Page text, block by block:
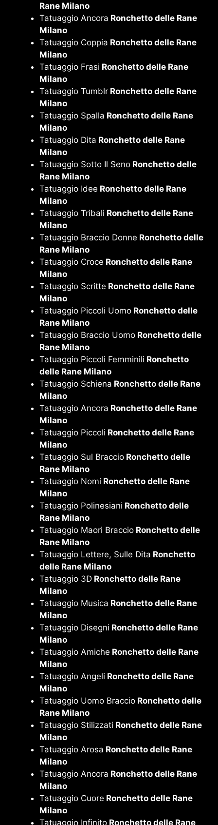
Rane Milano
Tatuaggio Ancora Ronchetto delle Rane
Milano
Tatuaggio Coppia Ronchetto delle Rane
Milano
Tatuaggio Frasi Ronchetto delle Rane
Milano
Tatuaggio Tumblr Ronchetto delle Rane
Milano
Tatuaggio Spalla Ronchetto delle Rane
Milano
Tatuaggio Dita Ronchetto delle Rane
Milano
Tatuaggio Sotto Il Seno Ronchetto delle
Rane Milano
Tatuaggio Idee Ronchetto delle Rane
Milano
Tatuaggio Tribali Ronchetto delle Rane
Milano
Tatuaggio Braccio Donne Ronchetto delle
Rane Milano
Tatuaggio Croce Ronchetto delle Rane
Milano
Tatuaggio Scritte Ronchetto delle Rane
Milano
Tatuaggio Piccoli Uomo Ronchetto delle
Rane Milano
Tatuaggio Braccio Uomo Ronchetto delle
Rane Milano
Tatuaggio Piccoli Femminili Ronchetto
delle Rane Milano
Tatuaggio Schiena Ronchetto delle Rane
Milano
Tatuaggio Ancora Ronchetto delle Rane
Milano
Tatuaggio Piccoli Ronchetto delle Rane
Milano
Tatuaggio Sul Braccio Ronchetto delle
Rane Milano
Tatuaggio Nomi Ronchetto delle Rane
Milano
Tatuaggio Polinesiani Ronchetto delle
Rane Milano
Tatuaggio Maori Braccio Ronchetto delle
Rane Milano
Tatuaggio Lettere, Sulle Dita Ronchetto
delle Rane Milano
Tatuaggio 3D Ronchetto delle Rane
Milano
Tatuaggio Musica Ronchetto delle Rane
Milano
Tatuaggio Disegni Ronchetto delle Rane
Milano
Tatuaggio Amiche Ronchetto delle Rane
Milano
Tatuaggio Angeli Ronchetto delle Rane
Milano
Tatuaggio Uomo Braccio Ronchetto delle
Rane Milano
Tatuaggio Stilizzati Ronchetto delle Rane
Milano
Tatuaggio Arosa Ronchetto delle Rane
Milano
Tatuaggio Ancora Ronchetto delle Rane
Milano
Tatuaggio Cuore Ronchetto delle Rane
Milano
Tatuaggio Infinito Ronchetto delle Rane